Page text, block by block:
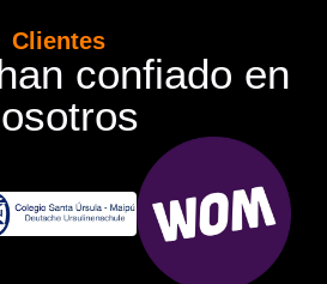
Clientes
confiado en